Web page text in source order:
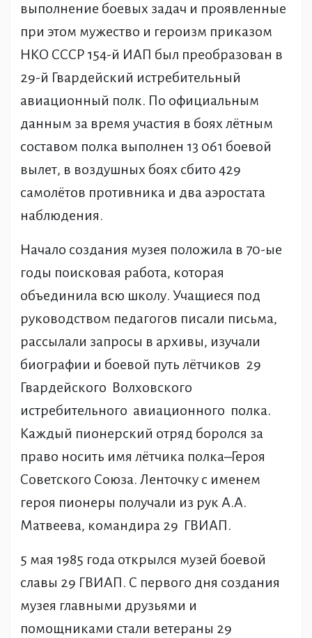
выполнение боевых задач и проявленные
при этом мужество и героизм приказом
НКО СССР 154-й ИАП был преобразован в
29-й Гвардейский истребительный
авиационный полк. По официальным
данным за время участия в боях лётным
составом полка выполнен 13 061 боевой
вылет, в воздушных боях сбито 429
самолётов противника и два аэростата
наблюдения.
Начало создания музея положила в 70-ые
годы поисковая работа, которая
объединила всю школу. Учащиеся под
руководством педагогов писали письма,
рассылали запросы в архивы, изучали
биографии и боевой путь лётчиков 29
Гвардейского Волховского
истребительного авиационного полка.
Каждый пионерский отряд боролся за
право носить имя лётчика полка–Героя
Советского Союза. Ленточку с именем
героя пионеры получали из рук А.А.
Матвеева, командира 29 ГВИАП.
5 мая 1985 года открылся музей боевой
славы 29 ГВИАП. С первого дня создания
музея главными друзьями и
помощниками стали ветераны 29